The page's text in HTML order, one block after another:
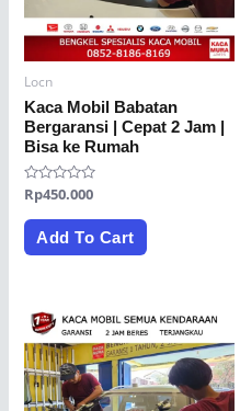
Locn
Kaca Mobil Babatan
Bergaransi | Cepat 2 Jam |
Bisa ke Rumah
Rated
out
Rp450.000
Add To Cart